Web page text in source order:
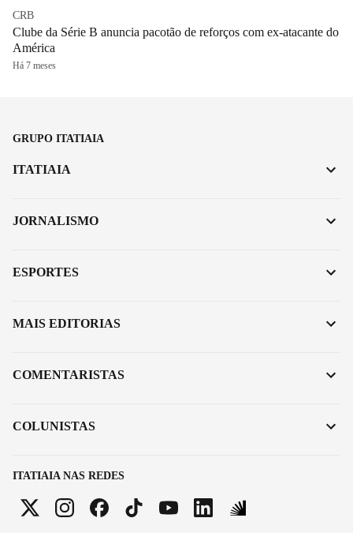
CRB
Clube da Série B anuncia pacotão de reforços com ex-atacante do
América
Há 7 meses
GRUPO ITATIAIA
ITATIAIA NAS REDES
ITATIAIA
JORNALISMO
ESPORTES
MAIS EDITORIAS
COMENTARISTAS
COLUNISTAS